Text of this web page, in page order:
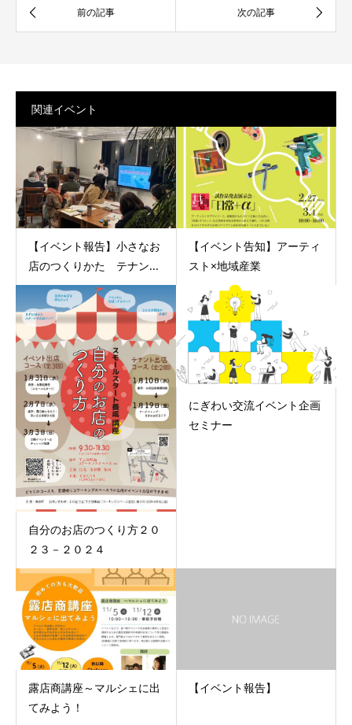
関連イベント
【イベント報告】小さなお
店のつくりかた テナン...
【イベント告知】アーティ
スト×地域産業
自分のお店のつくり方２０
２３－２０２４
にぎわい交流イベント企画
セミナー
露店商講座～マルシェに出
てみよう！
【イベント報告】